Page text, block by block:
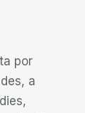
por
a